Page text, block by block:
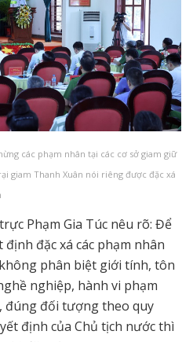
các phạm nhân tại các cơ sở giam giữ
giam Thanh Xuân nói riêng được đặc xá
Phạm Gia Túc nêu rõ: Để
đặc xá các phạm nhân
phân biệt giới tính, tôn
nghiệp, hành vi phạm
đúng đối tượng theo quy
định của Chủ tịch nước thì